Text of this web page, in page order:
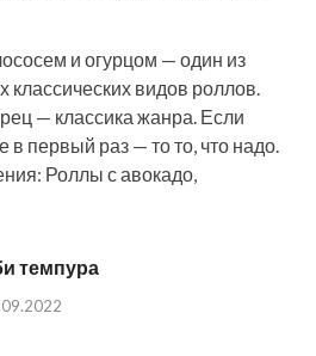
и огурцом — один из
видов роллов.
— классика жанра. Если
в первый раз — то то, что надо.
Роллы с авокадо,
темпура